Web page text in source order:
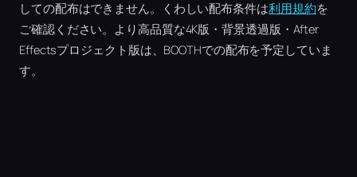
しての配布はできません。くわしい配布条件は利用規約を
ご確認ください。より高品質な4K版・背景透過版・After
Effectsプロジェクト版は、BOOTHでの配布を予定していま
す。